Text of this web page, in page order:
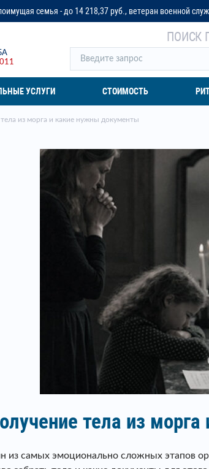
218,37 руб., ветеран военной службы - до 32 042 руб.
ПОИСК
УСЛУГИ СТОИМОСТЬ
из морга и какие нужны документы
тела из
из самых эмоционально сложных этапов